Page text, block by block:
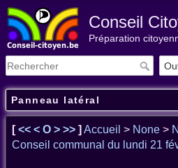
Conseil
Préparation
Panneau latéral
[<< < O > >> ] Accueil > None >
Conseil communal du lundi 21